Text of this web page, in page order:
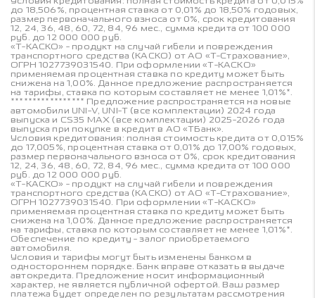
до 18,506%, процентная ставка от 0,01% до 18,50% годовых,
размер первоначального взноса от 0%, срок кредитования
12, 24, 36, 48, 60, 72, 84, 96 мес., сумма кредита от 100 000
руб. до 12 000 000 руб.
«Т-КАСКО» - продукт на случай гибели и повреждения
транспортного средства (КАСКО) от АО «Т-Страхование»,
ОГРН 1027739031540. При оформлении «Т-КАСКО»
применяемая процентная ставка по кредиту может быть
снижена на 1,00%. Данное предложение распространяется
на тарифы, ставка по которым составляет не менее 1,01%*.
***************** Предложение распространяется на новые
автомобили UNI-V, UNI-T (все комплектации) 2024 года
выпуска и CS35 MAX (все комплектации) 2025-2026 года
выпуска при покупке в кредит в АО «ТБанк».
Условия кредитования: полная стоимость кредита от 0,015%
до 17,005%, процентная ставка от 0,01% до 17,00% годовых,
размер первоначального взноса от 0%, срок кредитования
12, 24, 36, 48, 60, 72, 84, 96 мес., сумма кредита от 100 000
руб. до 12 000 000 руб.
«Т-КАСКО» - продукт на случай гибели и повреждения
транспортного средства (КАСКО) от АО «Т-Страхование»,
ОГРН 1027739031540. При оформлении «Т-КАСКО»
применяемая процентная ставка по кредиту может быть
снижена на 1,00%. Данное предложение распространяется
на тарифы, ставка по которым составляет не менее 1,01%*.
Обеспечение по кредиту - залог приобретаемого
автомобиля.
Условия и тарифы могут быть изменены банком в
одностороннем порядке. Банк вправе отказать в выдаче
автокредита. Предложение носит информационный
характер, не является публичной офертой. Ваш размер
платежа будет определен по результатам рассмотрения